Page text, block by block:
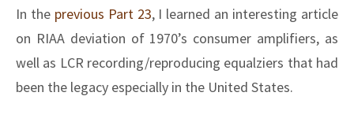
In the previous Part 23, I learned an interesting article
on RIAA deviation of 1970’s consumer amplifiers, as
well as LCR recording/reproducing equalziers that had
been the legacy especially in the United States.